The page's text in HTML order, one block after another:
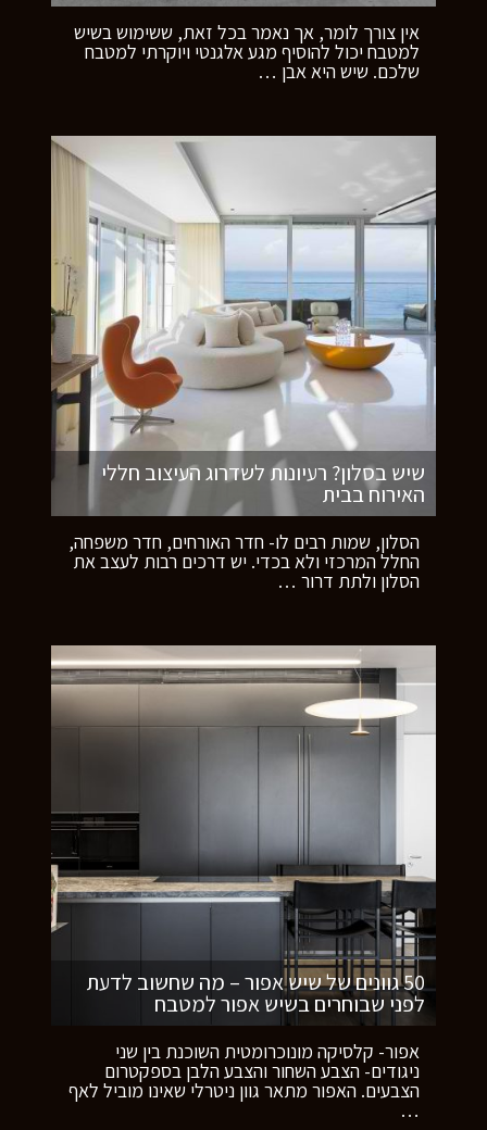
אין צורך לומר, אך נאמר בכל זאת, ששימוש בשיש
למטבח יכול להוסיף מגע אלגנטי ויוקרתי למטבח
שלכם. שיש היא אבן …
שיש בסלון? רעיונות לשדרוג העיצוב חללי
האירוח בבית
הסלון, שמות רבים לו- חדר האורחים, חדר משפחה,
החלל המרכזי ולא בכדי. יש דרכים רבות לעצב את
הסלון ולתת דרור …
50 גוונים של שיש אפור – מה שחשוב לדעת
לפני שבוחרים בשיש אפור למטבח
אפור- קלסיקה מונוכרומטית השוכנת בין שני
ניגודים- הצבע השחור והצבע הלבן בספקטרום
הצבעים. האפור מתאר גוון ניטרלי שאינו מוביל לאף
…